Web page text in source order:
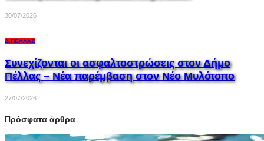
30/07/2026
Δ.ΠΈΛΛΑΣ
Συνεχίζονται οι ασφαλτοστρώσεις στον Δήμο
Πέλλας – Νέα παρέμβαση στον Νέο Μυλότοπο
27/07/2026
Πρόσφατα άρθρα